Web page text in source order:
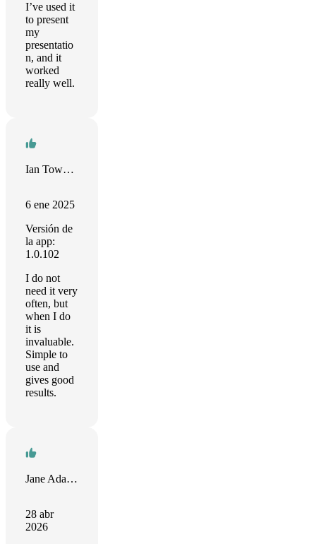
I’ve used it
to present
my
presentatio
n, and it
worked
really well.
Ian Townsend
6 ene 2025
Versión de
la app:
1.0.102
I do not
need it very
often, but
when I do
it is
invaluable.
Simple to
use and
gives good
results.
Jane Adams
28 abr
2026